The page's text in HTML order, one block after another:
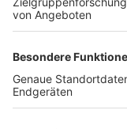
TOP-PARTNER